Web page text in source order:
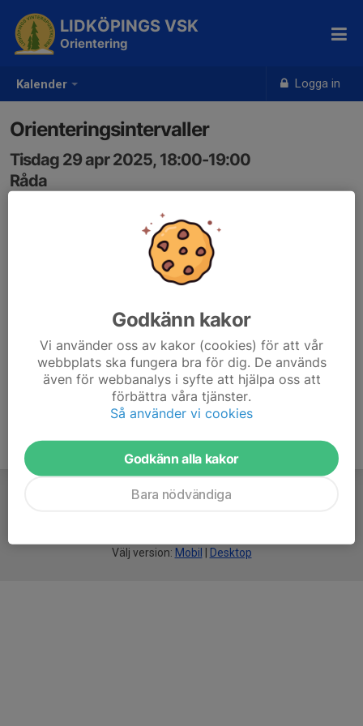
Kalender Logga in
LIDKÖPINGS VSK
Orientering
Orienteringsintervaller
Tisdag 29 apr 2025, 18:00-19:00
Råda
Välj version: Mobil Desktop
Godkänn kakor
Vi använder oss av kakor (cookies) för att vår
webbplats ska fungera bra för dig. De används
även för webbanalys i syfte att hjälpa oss att
förbättra våra tjänster.
Så använder vi cookies
Godkänn alla kakor
Bara nödvändiga